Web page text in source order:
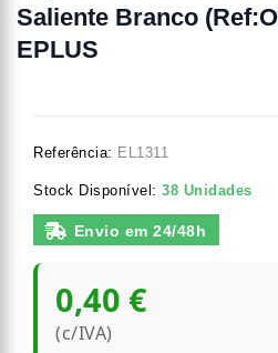
Saliente Branco
EPLUS
Referência: EL1311
Stock Disponível: 38 Unidades
Envio em 24/48h
0,40 €
(c/IVA)